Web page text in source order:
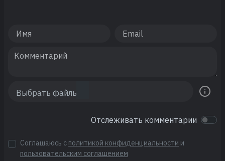
Отслеживать комментарии
Соглашаюсь с политикой конфиденциальности и
пользовательским соглашением